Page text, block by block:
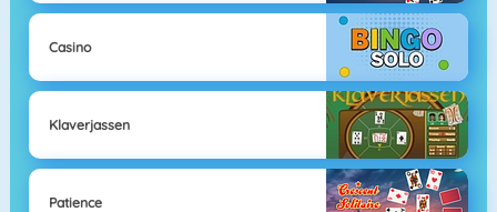
Casino
Klaverjassen
Patience